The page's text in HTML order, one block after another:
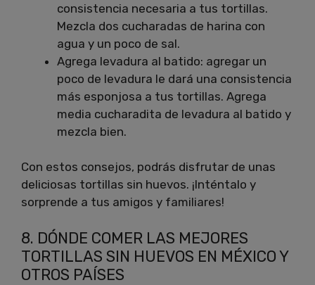
consistencia necesaria a tus tortillas.
Mezcla dos cucharadas de harina con
agua y un poco de sal.
Agrega levadura al batido: agregar un
poco de levadura le dará una consistencia
más esponjosa a tus tortillas. Agrega
media cucharadita de levadura al batido y
mezcla bien.
Con estos consejos, podrás disfrutar de unas
deliciosas tortillas sin huevos. ¡Inténtalo y
sorprende a tus amigos y familiares!
8. DÓNDE COMER LAS MEJORES
TORTILLAS SIN HUEVOS EN MÉXICO Y
OTROS PAÍSES